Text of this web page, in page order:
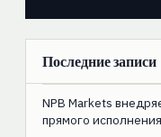
Последние записи
NPB Markets
прямого